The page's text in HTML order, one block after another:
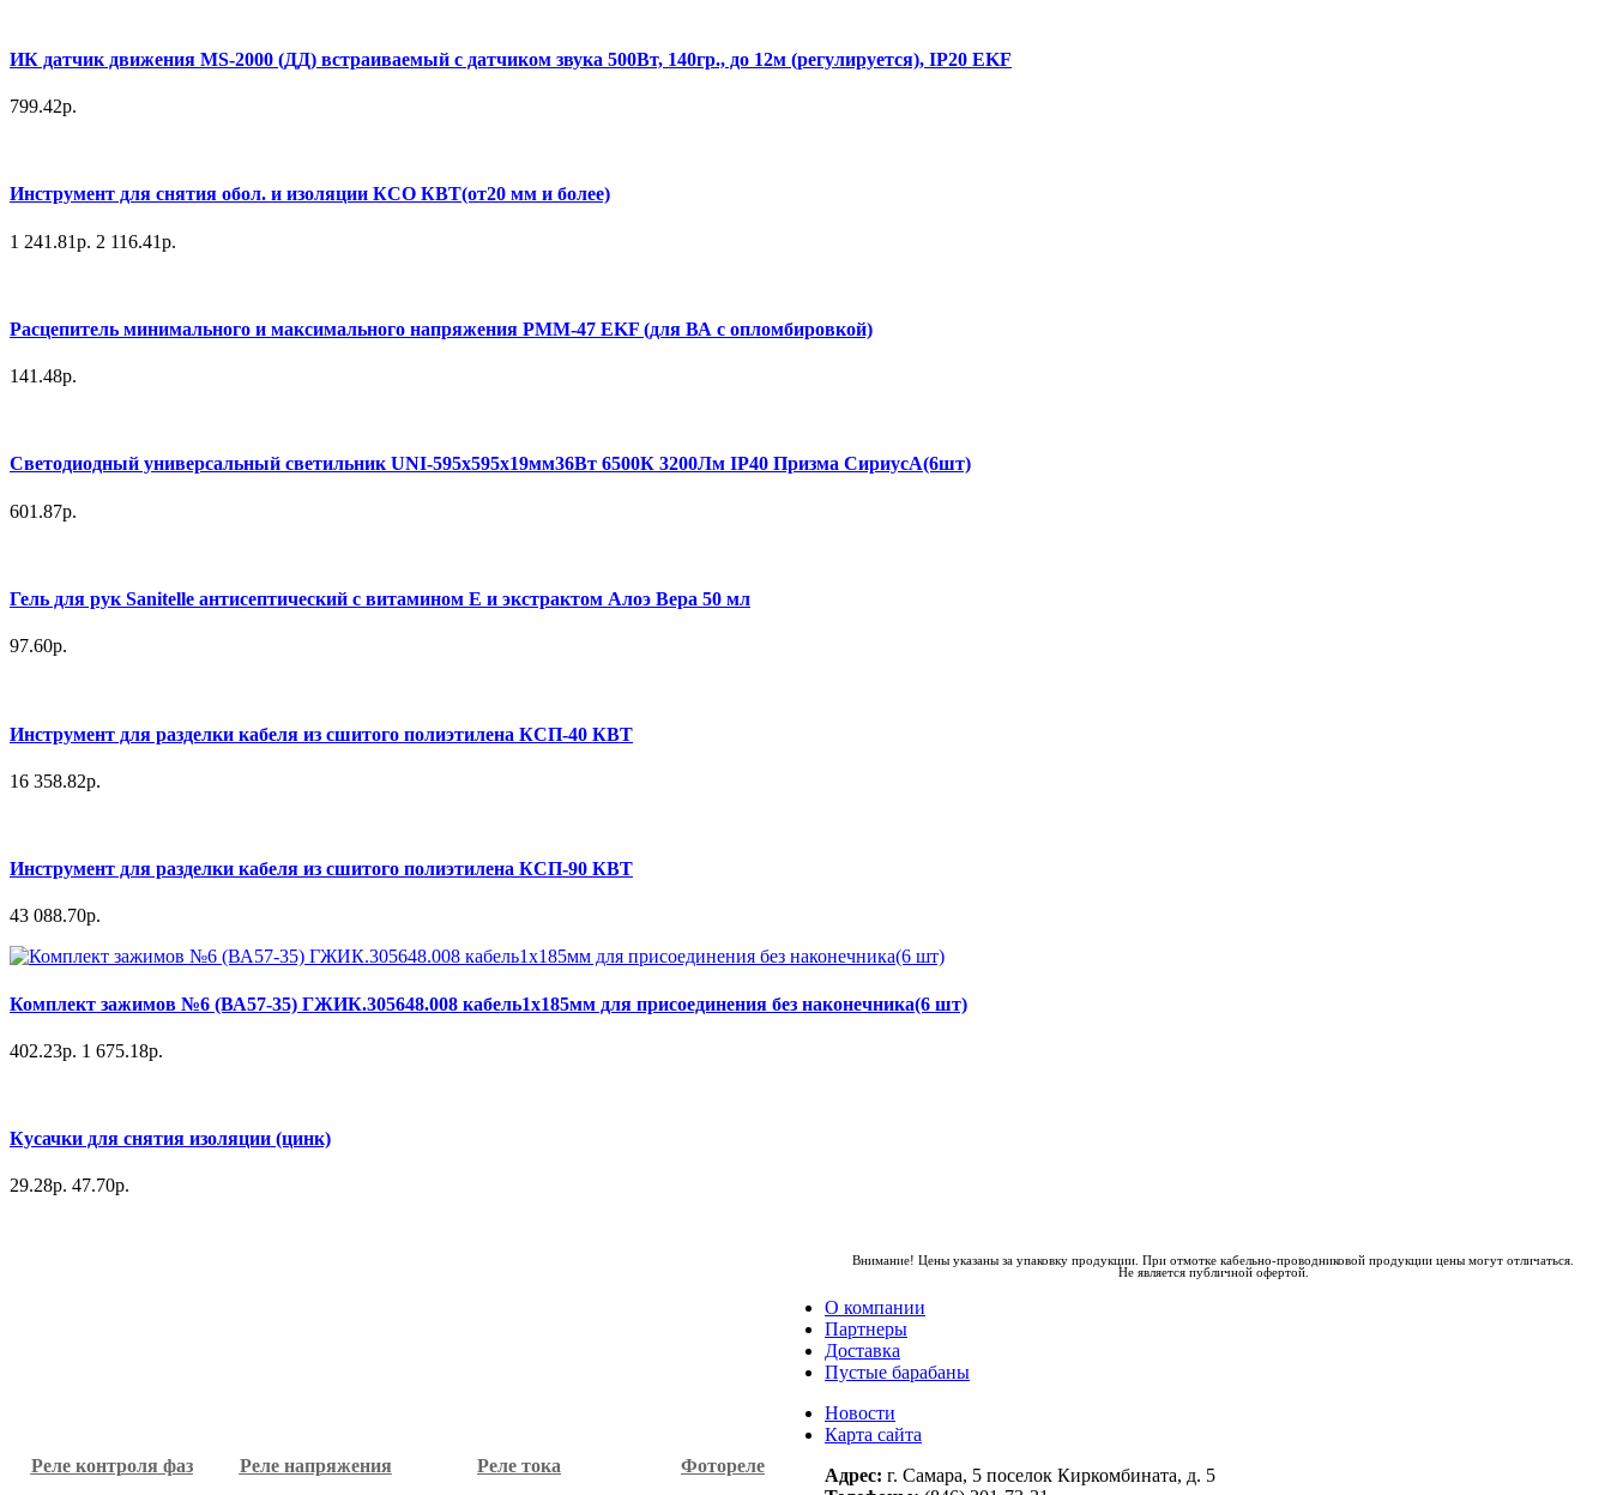
ИК датчик движения MS-2000 (ДД) встраиваемый с датчиком звука 500Вт, 140гр., до 12м (регулируется), IP20 EKF
799.42р.
Инструмент для снятия обол. и изоляции КСО КВТ(от20 мм и более)
1 241.81р. 2 116.41р.
Расцепитель минимального и максимального напряжения РММ-47 EKF (для ВА с опломбировкой)
141.48р.
Светодиодный универсальный светильник UNI-595х595х19мм36Вт 6500К 3200Лм IP40 Призма СириусА(6шт)
601.87р.
Гель для рук Sanitelle антисептический с витамином Е и экстрактом Алоэ Вера 50 мл
97.60р.
Инструмент для разделки кабеля из сшитого полиэтилена КСП-40 КВТ
16 358.82р.
Инструмент для разделки кабеля из сшитого полиэтилена КСП-90 КВТ
43 088.70р.
Комплект зажимов №6 (ВА57-35) ГЖИК.305648.008 кабель1х185мм для присоединения без наконечника(6 шт)
402.23р. 1 675.18р.
Кусачки для снятия изоляции (цинк)
29.28р. 47.70р.
Реле контроля фаз Реле напряжения Реле тока Фотореле
Внимание! Цены указаны за упаковку продукции. При отмотке кабельно-проводниковой продукции цены могут отличаться.
Не является публичной офертой.
О компании
Партнеры
Доставка
Пустые барабаны
Новости
Карта сайта
Адрес: г. Самара, 5 поселок Киркомбината, д. 5